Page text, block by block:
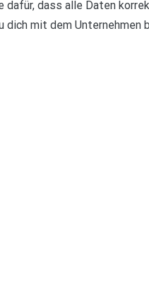
dafür, dass alle Daten
dich mit dem